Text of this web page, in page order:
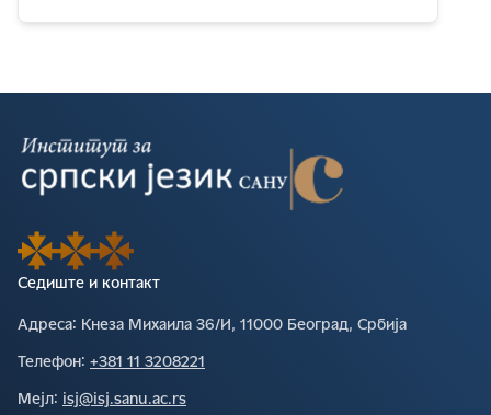
Седиште и контакт
Адреса∶ Кнеза Михаила 36/И, 11000 Београд, Србија
Телефон∶ +381 11 3208221
Мејл∶ isj@isj.sanu.ac.rs